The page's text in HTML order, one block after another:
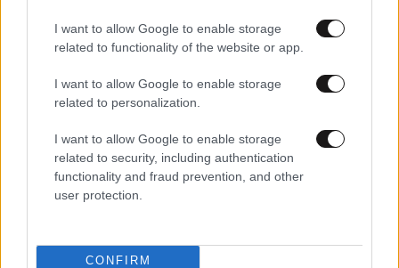
I want to allow Google to enable storage
related to functionality of the website or app.
I want to allow Google to enable storage
related to personalization.
I want to allow Google to enable storage
related to security, including authentication
functionality and fraud prevention, and other
user protection.
CONFIRM